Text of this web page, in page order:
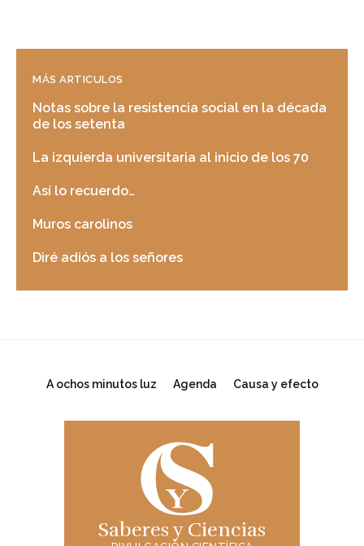
MÁS ARTICULOS
Notas sobre la resistencia social en la década
de los setenta
La izquierda universitaria al inicio de los 70
Así lo recuerdo…
Muros carolinos
Diré adiós a los señores
A ochos minutos luz Agenda Causa y efecto
Saberes y Ciencias